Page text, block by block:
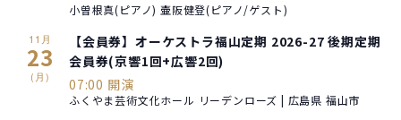
小曽根真(ピアノ) 壷阪健登(ピアノ/ゲスト)
11月
23
(月)
【会員券】オーケストラ福山定期 2026-27 後期定期
会員券(京響1回+広響2回)
07:00 開演
ふくやま芸術文化ホール リーデンローズ | 広島県 福山市